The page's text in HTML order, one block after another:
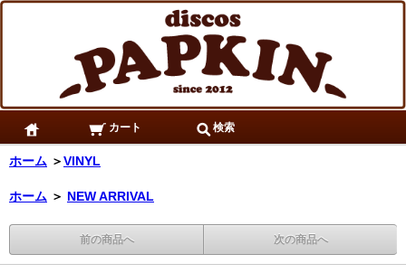
カート 検索
ホーム ＞VINYL
ホーム ＞ NEW ARRIVAL
前の商品へ 次の商品へ